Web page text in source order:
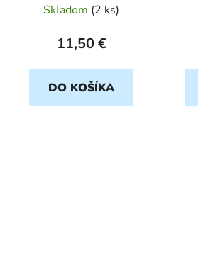
Skladom (2 ks)
11,50 €
DO KOŠÍKA